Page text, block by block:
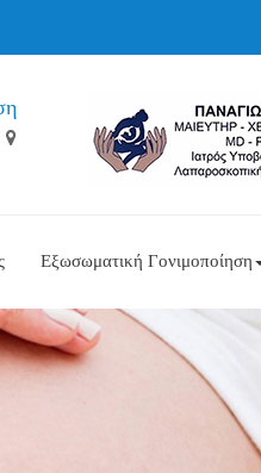
Εξωσωματική Γονιμοποίηση